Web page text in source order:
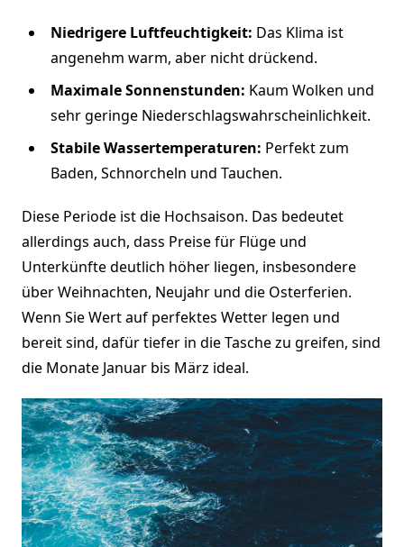
Niedrigere Luftfeuchtigkeit: Das Klima ist
angenehm warm, aber nicht drückend.
Maximale Sonnenstunden: Kaum Wolken und
sehr geringe Niederschlagswahrscheinlichkeit.
Stabile Wassertemperaturen: Perfekt zum
Baden, Schnorcheln und Tauchen.
Diese Periode ist die Hochsaison. Das bedeutet
allerdings auch, dass Preise für Flüge und
Unterkünfte deutlich höher liegen, insbesondere
über Weihnachten, Neujahr und die Osterferien.
Wenn Sie Wert auf perfektes Wetter legen und
bereit sind, dafür tiefer in die Tasche zu greifen, sind
die Monate Januar bis März ideal.